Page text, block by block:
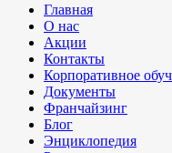
Главная
О нас
Акции
Контакты
Корпоративное
Документы
Франчайзинг
Блог
Энциклопедия